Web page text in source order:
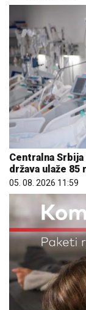
Centralna
država ulaže 85
05. 08. 2026 11:59